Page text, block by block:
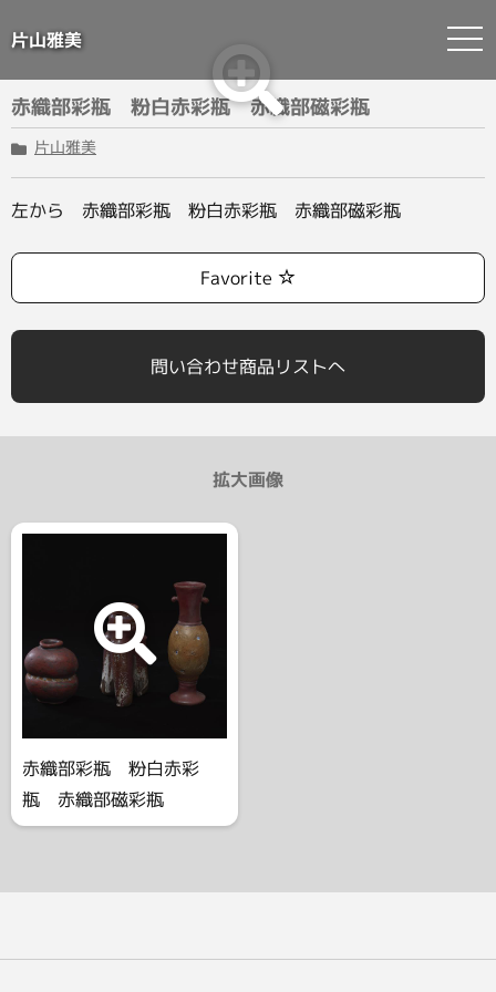
to
content
片山雅美
赤織部彩瓶 粉白赤彩瓶 赤織部磁彩瓶
片山雅美
左から 赤織部彩瓶 粉白赤彩瓶 赤織部磁彩瓶
Favorite
問い合わせ商品リストへ
拡大画像
赤織部彩瓶 粉白赤彩
瓶 赤織部磁彩瓶